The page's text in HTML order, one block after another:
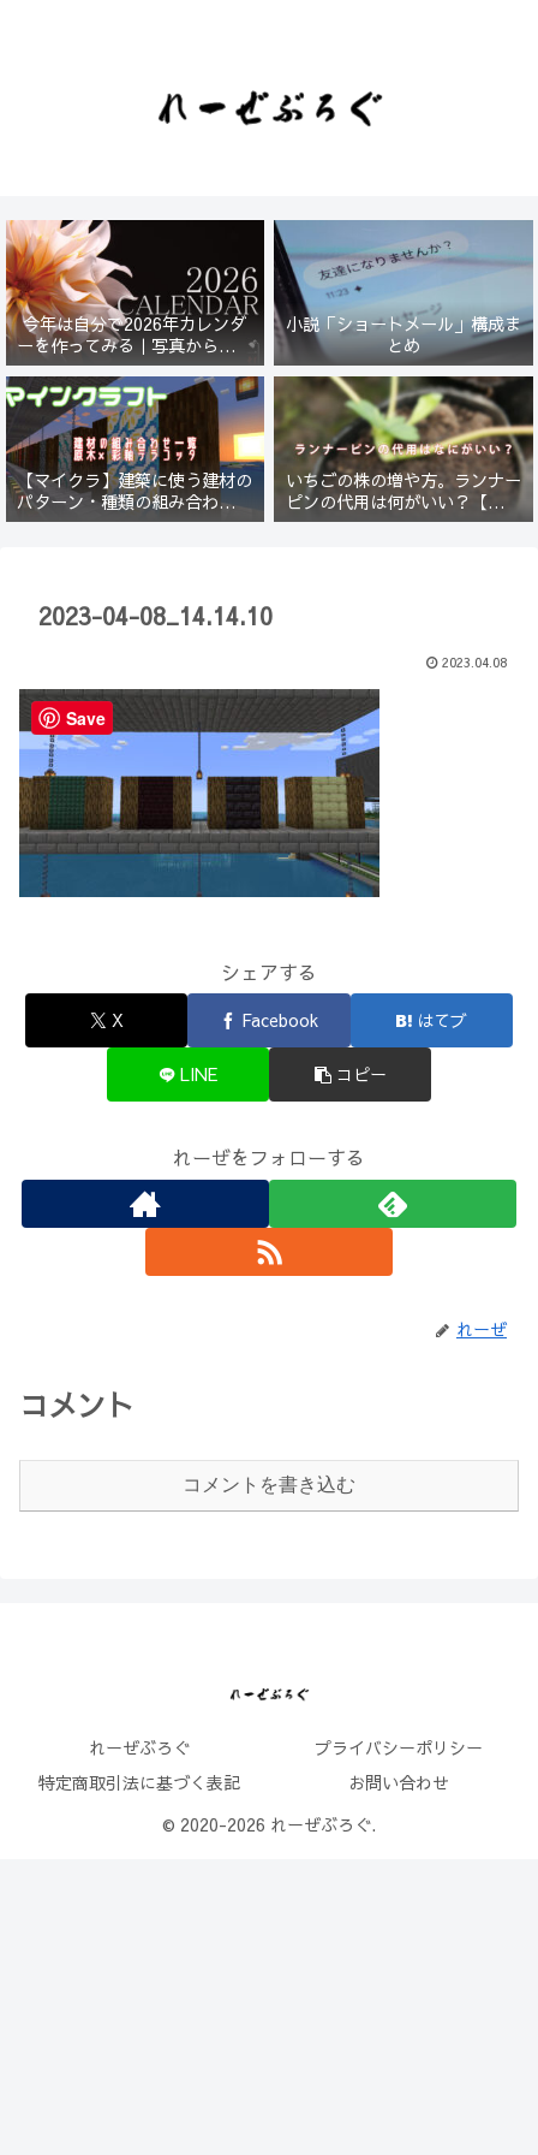
今年は自分で2026年カレンダ
ーを作ってみる｜写真から始ま
る小さなプロジェクト【一灯
花】
小説「ショートメール」構成ま
とめ
【マイクラ】建築に使う建材の
パターン・種類の組み合わせ一
覧！原木×彩釉テラコッタ編
いちごの株の増や方。ランナー
ピンの代用は何がいい？【５年
放置したイチゴは復活するの
2023-04-08_14.14.10
2023.04.08
シェアする
X Facebook はてブ
LINE コピー
れーぜをフォローする
れーぜ
コメント
コメントを書き込む
れーぜぶろぐ
プライバシーポリシー
特定商取引法に基づく表記
お問い合わせ
© 2020-2026 れーぜぶろぐ.
Save